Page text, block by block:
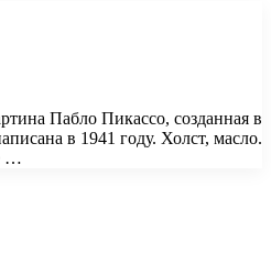
Пабло Пикассо, созданная в
в 1941 году. Холст, масло.
…